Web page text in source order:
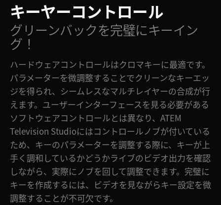
キーヤーコントロール
グリーンバックを完璧にキーイン
グ！
ハードウェアコントロールはクロマキーに最適です。
パラメーターを微調整することでクリーンなキーエッ
ジを得られ、シームレスなマルチレイヤーの合成が行
えます。ユーザーインターフェースを見る必要がある
ソフトウェアコントロールとは異なり、ATEM
Television Studioにはコントロールノブが付いている
ため、キーのパラメーターを調整する際に、キーが上
手く調和しているかどうかライブのビデオ出力を確認
しながら、実際にノブを回して調整できます。完璧に
キーを作成するには、ビデオを見ながらキー設定を微
調整することが不可欠です。